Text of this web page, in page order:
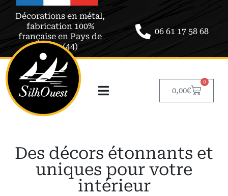
Décorations en métal,
fabrication 100%
française en Pays de
Retz (44)
06 61 17 58 68
0,00€
0
Des décors étonnants et
uniques pour votre
intérieur